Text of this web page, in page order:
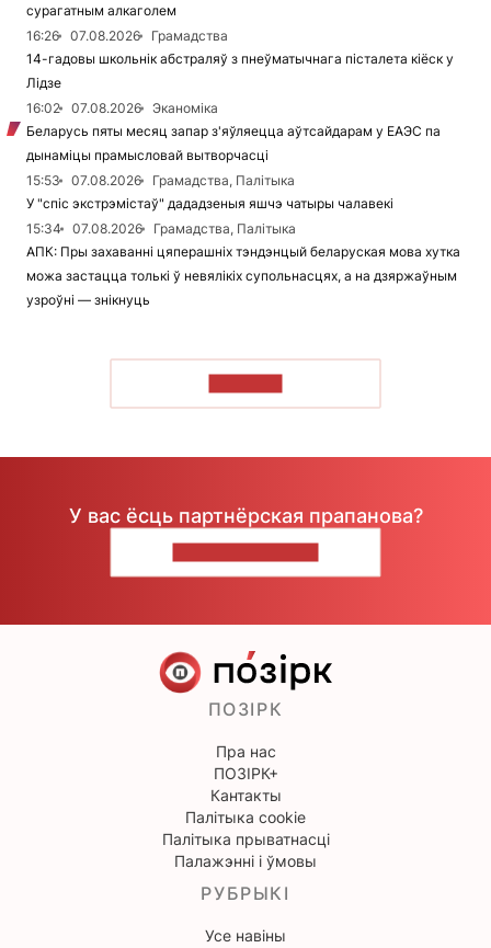
сурагатным алкаголем
16:26
07.08.2026
Грамадства
14-гадовы школьнік абстраляў з пнеўматычнага пісталета кіёск у
Лідзе
16:02
07.08.2026
Эканоміка
Беларусь пяты месяц запар з'яўляецца аўтсайдарам у ЕАЭС па
дынаміцы прамысловай вытворчасці
15:53
07.08.2026
Грамадства, Палітыка
У "спіс экстрэмістаў" дададзеныя яшчэ чатыры чалавекі
15:34
07.08.2026
Грамадства, Палітыка
АПК: Пры захаванні цяперашніх тэндэнцый беларуская мова хутка
можа застацца толькі ў невялікіх супольнасцях, а на дзяржаўным
узроўні — знікнуць
У вас ёсць партнёрская прапанова?
ПОЗІРК
Пра нас
ПОЗІРК+
Кантакты
Палітыка cookie
Палітыка прыватнасці
Палажэнні і ўмовы
РУБРЫКІ
Усе навіны